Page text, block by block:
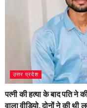
उत्तर प्रदेश
पत्नी की हत्या के बाद पति ने
वाला वीडियो, दोनों ने की थी